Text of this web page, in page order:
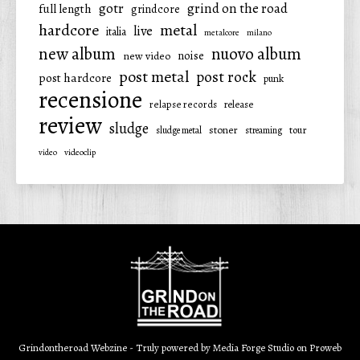
full length gotr grindcore grind on the road
hardcore italia live metal metalcore milano
new album new video noise nuovo album
post hardcore post metal post rock punk
recensione relapse records release
review sludge sludge metal stoner streaming tour
video videoclip
Grindontheroad Webzine - Truly powered byMedia Forge Studio on Proweb